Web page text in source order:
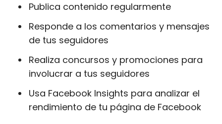
Publica contenido regularmente
Responde a los comentarios y mensajes
de tus seguidores
Realiza concursos y promociones para
involucrar a tus seguidores
Usa Facebook Insights para analizar el
rendimiento de tu página de Facebook